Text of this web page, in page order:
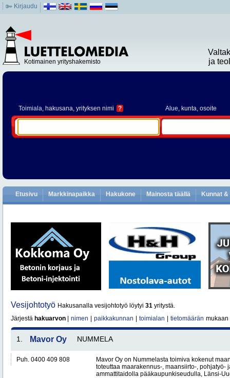
Kirjaudu
Kotimainen yrityshakemisto
ja
Toimiala, hakusana, yrityksen nimi ? Alue, kunta, osoite
Etusivu Markkinapaikka Hakukone Mainosta täällä Kunnat
Vesijohtotyö Hakusanalla vesijohtotyö löytyi 31 yritystä.
Järjestä hakuarvon nimen paikkakunnan toimialan tietomäärän mukaan
1. Mavor Oy NUMMELA
Puh. 0400 409 808
Mavor Oy on Nummelasta toimiva kokenut
toteuttaa maarakennus-, maansiirto-, pohjatyö-
ammattitaidolla pääkaupunkiseudulla, Länsi-